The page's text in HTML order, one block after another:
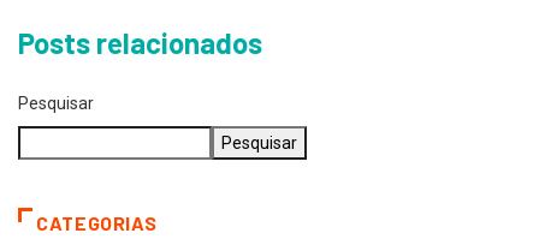
Posts relacionados
Pesquisar
Pesquisar
CATEGORIAS